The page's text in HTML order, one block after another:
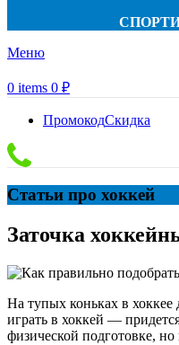
Меню
0 items 0 ₽
ПромокодСкидка
Статьи про хоккей
Заточка
На тупых коньках в
играть в хоккей —
физической подготовке,